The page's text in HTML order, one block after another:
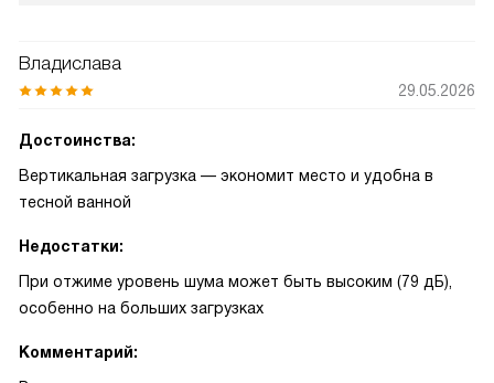
Владислава
29.05.2026
Достоинства:
Вертикальная загрузка — экономит место и удобна в
тесной ванной
Недостатки:
При отжиме уровень шума может быть высоким (79 дБ),
особенно на больших загрузках
Комментарий: